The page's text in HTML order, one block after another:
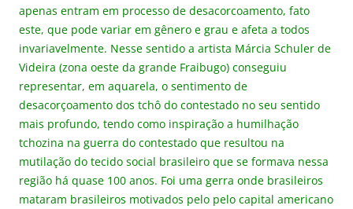
apenas entram em processo de desacorcoamento, fato
este, que pode variar em gênero e grau e afeta a todos
invariavelmente. Nesse sentido a artista Márcia Schuler de
Videira (zona oeste da grande Fraibugo) conseguiu
representar, em aquarela, o sentimento de
desacorçoamento dos tchô do contestado no seu sentido
mais profundo, tendo como inspiração a humilhação
tchozina na guerra do contestado que resultou na
mutilação do tecido social brasileiro que se formava nessa
região há quase 100 anos. Foi uma gerra onde brasileiros
mataram brasileiros motivados pelo pelo capital americano